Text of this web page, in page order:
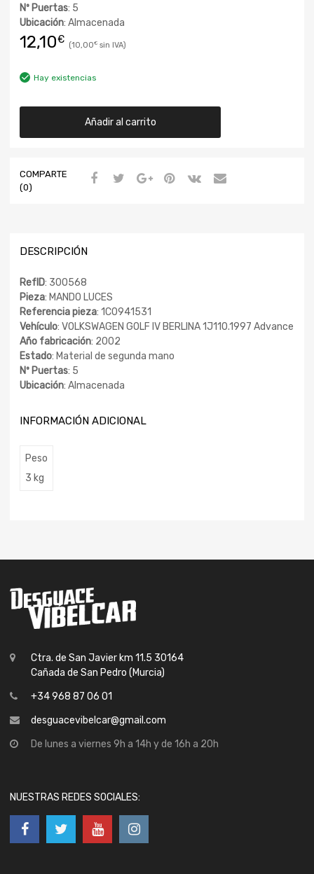
Nº Puertas: 5
Ubicación: Almacenada
12,10€ 10,00€
Hay existencias
Añadir al carrito
COMPARTE
(0)
DESCRIPCIÓN
RefID: 300568
Pieza: MANDO LUCES
Referencia pieza: 1C0941531
Vehículo: VOLKSWAGEN GOLF IV BERLINA 1J110.1997 Advance
Año fabricación: 2002
Estado: Material de segunda mano
Nº Puertas: 5
Ubicación: Almacenada
INFORMACIÓN ADICIONAL
Peso
3 kg
Ctra. de San Javier km 11.5 30164
Cañada de San Pedro (Murcia)
+34 968 87 06 01
desguacevibelcar@gmail.com
De lunes a viernes 9h a 14h y de 16h a 20h
NUESTRAS REDES SOCIALES: